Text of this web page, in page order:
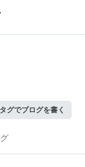
グでブログを書く